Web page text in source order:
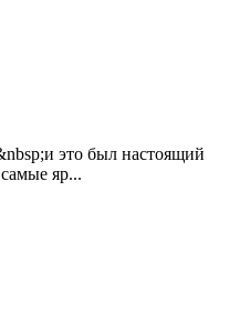
это был настоящий
яр...